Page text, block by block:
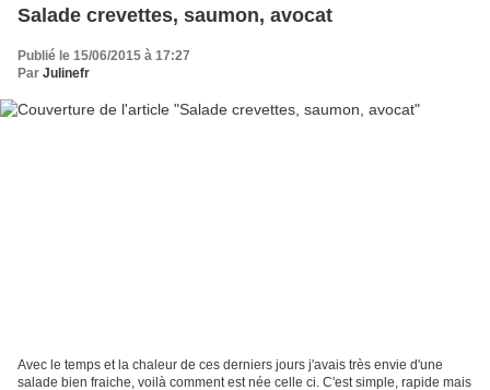
Salade crevettes, saumon, avocat
Publié le 15/06/2015 à 17:27
Par Julinefr
Avec le temps et la chaleur de ces derniers jours j'avais très envie d'une
salade bien fraiche, voilà comment est née celle ci. C'est simple, rapide mais